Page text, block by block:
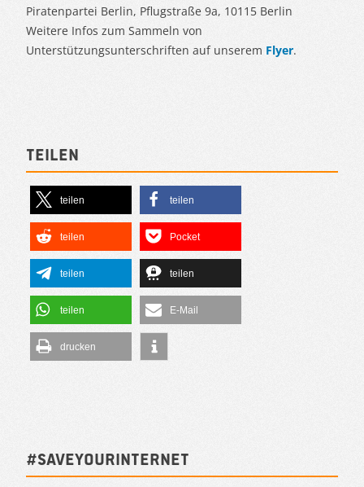
Piratenpartei Berlin, Pflugstraße 9a, 10115 Berlin
Weitere Infos zum Sammeln von
Unterstützungsunterschriften auf unserem Flyer.
Teilen
teilen teilen
teilen Pocket
teilen teilen
teilen E-Mail
drucken
#SAVEYOURINTERNET